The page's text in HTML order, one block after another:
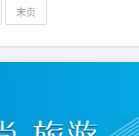
末页